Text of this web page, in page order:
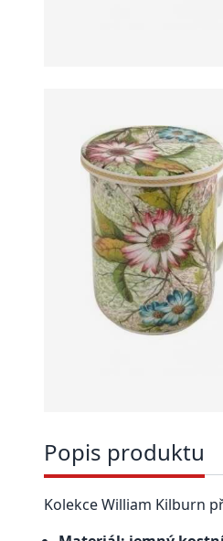
Popis produktu
Kolekce William Kilburn